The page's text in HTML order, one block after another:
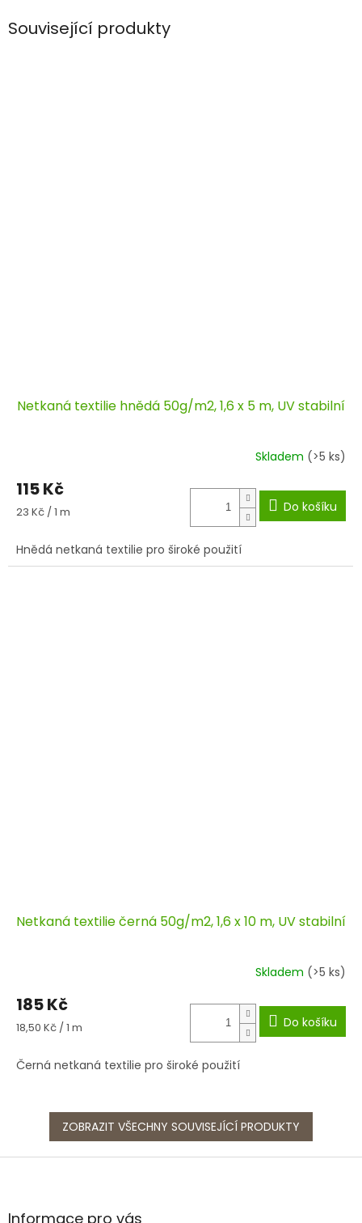
Související produkty
Netkaná textilie hnědá 50g/m2, 1,6 x 5 m, UV stabilní
Skladem (>5 ks)
115 Kč
Měrná
23 Kč / 1 m Do košíku
Hnědá netkaná textilie pro široké použití
Netkaná textilie černá 50g/m2, 1,6 x 10 m, UV stabilní
Skladem (>5 ks)
185 Kč
Měrná
18,50 Kč / 1 m Do košíku
Černá netkaná textilie pro široké použití
ZOBRAZIT VŠECHNY SOUVISEJÍCÍ PRODUKTY
Z
aInformace pro vás